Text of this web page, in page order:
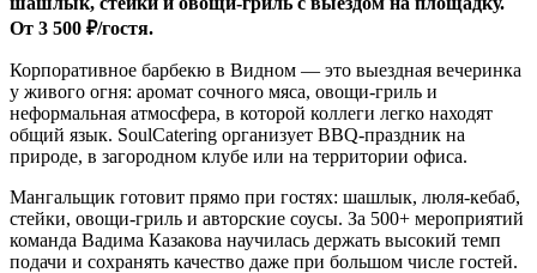
От 3 500 ₽/гостя.
Корпоративное барбекю в Видном — это выездная вечеринка
у живого огня: аромат сочного мяса, овощи-гриль и
неформальная атмосфера, в которой коллеги легко находят
общий язык. SoulCatering организует BBQ-праздник на
природе, в загородном клубе или на территории офиса.
Мангальщик готовит прямо при гостях: шашлык, люля-кебаб,
стейки, овощи-гриль и авторские соусы. За 500+ мероприятий
команда Вадима Казакова научилась держать высокий темп
подачи и сохранять качество даже при большом числе гостей.